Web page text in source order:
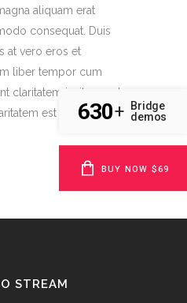
aliquam erat
consequat. Duis
at vero eros et
liber tempor cum
claritatem insitam; est
est etiam
STREAM
630+
Bridge
demos
BUY NOW $69